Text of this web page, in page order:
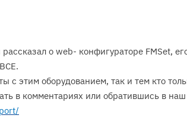
о web- конфигураторе FMSet,
с этим оборудованием, так и тем кто
в комментариях или обратившись в наш